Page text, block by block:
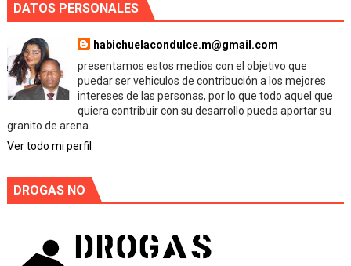
DATOS PERSONALES
habichuelacondulce.m@gmail.com
presentamos estos medios con el objetivo que
puedar ser vehiculos de contribución a los mejores
intereses de las personas, por lo que todo aquel que
quiera contribuir con su desarrollo pueda aportar su
granito de arena.
Ver todo mi perfil
DROGAS NO